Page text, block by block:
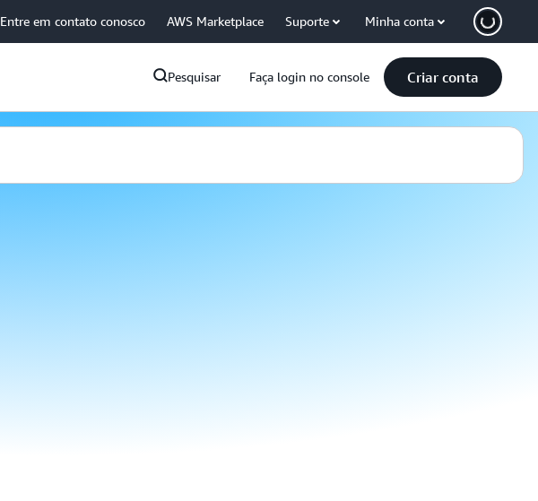
Entre em contato conosco AWS Marketplace Suporte Minha conta
Pesquisar Faça login no console Criar conta